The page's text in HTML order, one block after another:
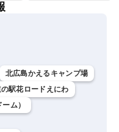
北広島かえるキャンプ場
の駅花ロードえにわ
ム）